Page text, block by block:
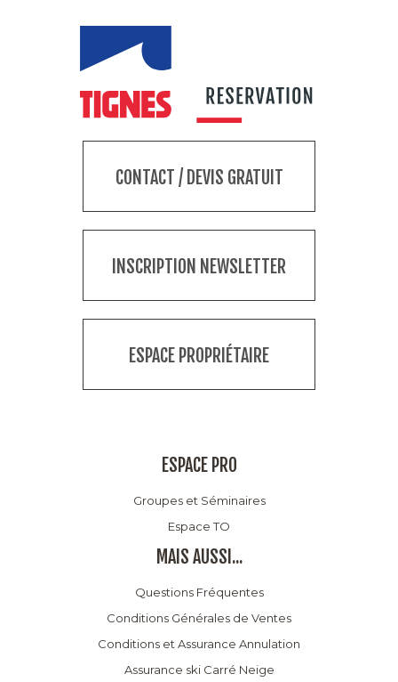
CONTACT / DEVIS GRATUIT
INSCRIPTION NEWSLETTER
ESPACE PROPRIÉTAIRE
ESPACE PRO
Groupes et Séminaires
Espace TO
MAIS AUSSI...
Questions Fréquentes
Conditions Générales de Ventes
Conditions et Assurance Annulation
Assurance ski Carré Neige